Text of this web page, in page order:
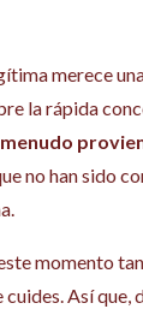
merece
la rápida
no han sido
momento
Así que,